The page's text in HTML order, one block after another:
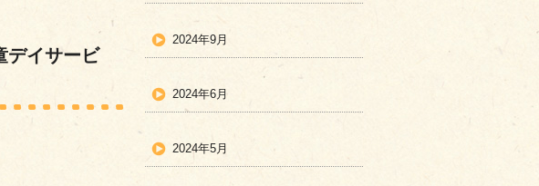
イサービ
2024年9月
2024年6月
2024年5月